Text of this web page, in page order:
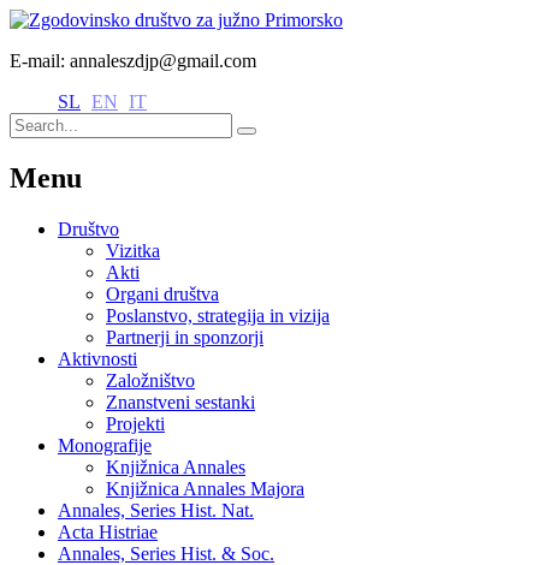
E-mail: annaleszdjp@gmail.com
SL EN IT
Menu
Društvo
Vizitka
Akti
Organi društva
Poslanstvo, strategija in vizija
Partnerji in sponzorji
Aktivnosti
Založništvo
Znanstveni sestanki
Projekti
Monografije
Knjižnica Annales
Knjižnica Annales Majora
Annales, Series Hist. Nat.
Acta Histriae
Annales, Series Hist. & Soc.